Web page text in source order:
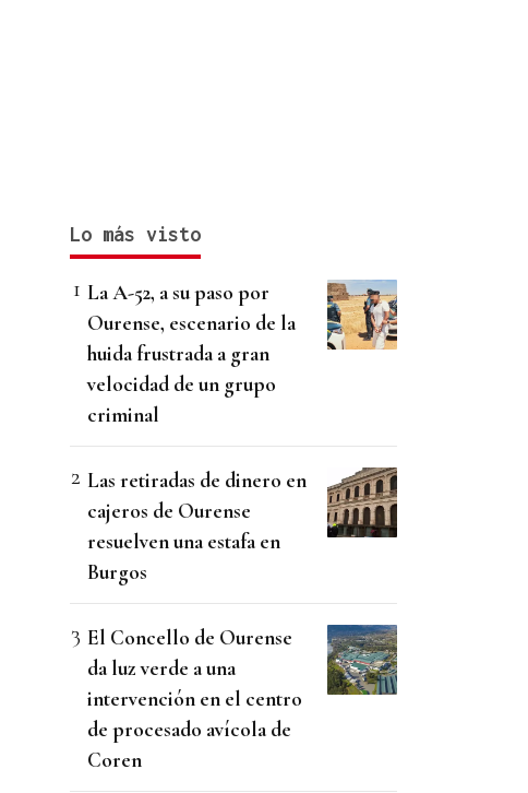
Lo más visto
La A-52, a su paso por
Ourense, escenario de la
huida frustrada a gran
velocidad de un grupo
criminal
Las retiradas de dinero en
cajeros de Ourense
resuelven una estafa en
Burgos
El Concello de Ourense
da luz verde a una
intervención en el centro
de procesado avícola de
Coren